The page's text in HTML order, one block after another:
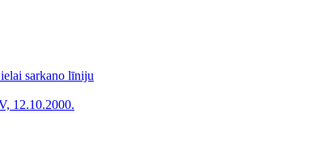
sarkano līniju
12.10.2000.